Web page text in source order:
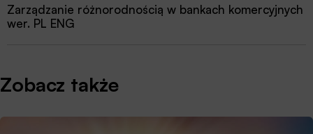
Zarządzanie różnorodnością w bankach komercyjnych
wer. PL ENG
Zobacz także